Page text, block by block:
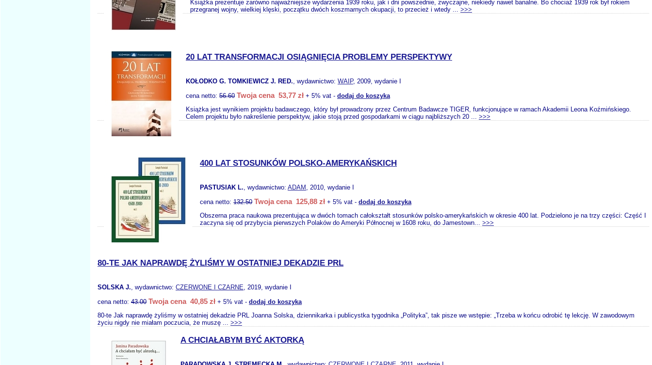
Książka prezentuje zarówno najważniejsze wydarzenia 1939 roku, jak i dni powszednie, zwyczajne, niekiedy nawet banalne. Bo chociaż 1939 rok był rokiem
przegranej wojny, wielkiej klęski, początku dwóch koszmarnych okupacji, to przecież i wtedy ... >>>
20 LAT TRANSFORMACJI OSIĄGNIĘCIA PROBLEMY PERSPEKTYWY
KOŁODKO G. TOMKIEWICZ J. RED., wydawnictwo: WAIP, 2009, wydanie I
cena netto: 56.60 Twoja cena 53,77 zł + 5% vat - dodaj do koszyka
Książka jest wynikiem projektu badawczego, który był prowadzony przez Centrum Badawcze TIGER, funkcjonujące w ramach Akademii Leona Koźmińskiego.
Celem projektu było nakreślenie perspektyw, jakie stoją przed gospodarkami w ciągu najbliższych 20 ... >>>
400 LAT STOSUNKÓW POLSKO-AMERYKAŃSKICH
PASTUSIAK L., wydawnictwo: ADAM , 2010, wydanie I
cena netto: 132.50 Twoja cena 125,88 zł + 5% vat - dodaj do koszyka
Obszerna praca naukowa prezentująca w dwóch tomach całokształt stosunków polsko-amerykańskich w okresie 400 lat. Podzielono je na trzy części: Część I
zaczyna się od przybycia pierwszych Polaków do Ameryki Północnej w 1608 roku, do Jamestown... >>>
80-TE JAK NAPRAWDĘ ŻYLIŚMY W OSTATNIEJ DEKADZIE PRL
SOLSKA J., wydawnictwo: CZERWONE I CZARNE, 2019, wydanie I
cena netto: 43.00 Twoja cena 40,85 zł + 5% vat - dodaj do koszyka
80-te Jak naprawdę żyliśmy w ostatniej dekadzie PRL Joanna Solska, dziennikarka i publicystka tygodnika „Polityka”, tak pisze we wstępie: „Trzeba w końcu odrobić tę lekcję. W zawodowym
życiu nigdy nie miałam poczucia, że muszę ... >>>
A CHCIAŁABYM BYĆ AKTORKĄ